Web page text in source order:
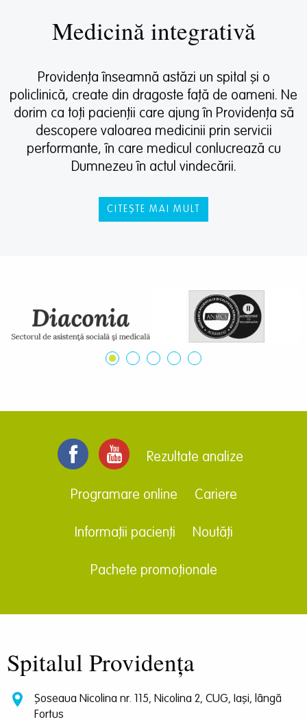
Medicină integrativă
Providența înseamnă astăzi un spital și o
policlinică, create din dragoste față de oameni. Ne
dorim ca toți pacienții care ajung în Providența să
descopere valoarea medicinii prin servicii
performante, în care medicul conlucrează cu
Dumnezeu în actul vindecării.
CITEȘTE MAI MULT
Rezultate analize
Programare online Cariere
Informații pacienți Noutăți
Pachete promoționale
Spitalul Providența
Șoseaua Nicolina nr. 115, Nicolina 2, CUG, Iași, lângă
Fortus